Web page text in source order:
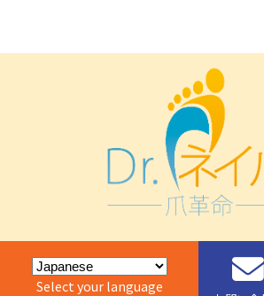
Select your language